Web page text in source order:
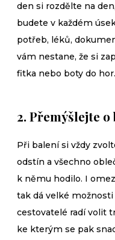
den si rozdělte na
budete v každém
potřeb, léků,
vám nestane, že si
fitka nebo boty do hor.
2. Přemýšlejte
Při balení si vždy
odstín a všechno
k němu hodilo. I
tak dá velké
cestovatelé radí volit
ke kterým se pak